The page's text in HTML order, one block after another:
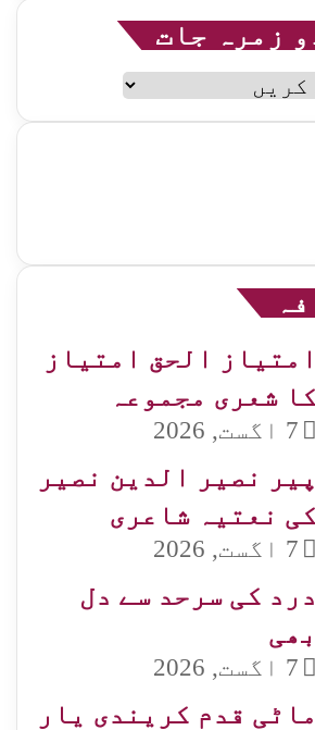
زمرہ جات
امتیاز الحق امتیاز
کا شعری مجموعہ
7 اگست, 2026
پیر نصیر الدین نصیر
کی نعتیہ شاعری
7 اگست, 2026
درد کی سرحد سے دل
بھی
7 اگست, 2026
ماٹی قدم کریندی یار